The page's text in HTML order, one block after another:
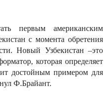
первым американским
с момента обретения
Новый Узбекистан –это
которая определяет
достойным примером для
Ф.Брайант.